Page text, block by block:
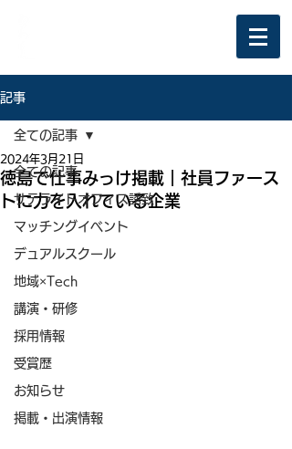
記事
全ての記事
サテライトオフィス誘致
マッチングイベント
デュアルスクール
地域×Tech
講演・研修
採用情報
受賞歴
お知らせ
掲載・出演情報
全ての記事
徳島で仕事みっけ掲載｜社員ファース
トに力を入れている企業
2024年3月21日